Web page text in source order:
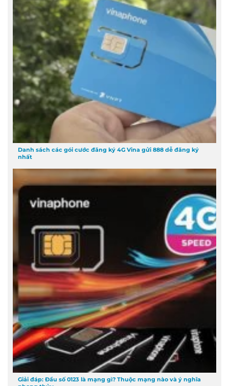
Danh sách các gói cước đăng ký 4G Vina gửi 888 dễ đăng ký
nhất
Giải đáp: Đầu số 0123 là mạng gì? Thuộc mạng nào và ý nghĩa